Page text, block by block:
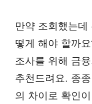
만약 조회했는데
떻게 해야 할까
조사를 위해 금
추천드려요. 종
의 차이로 확인